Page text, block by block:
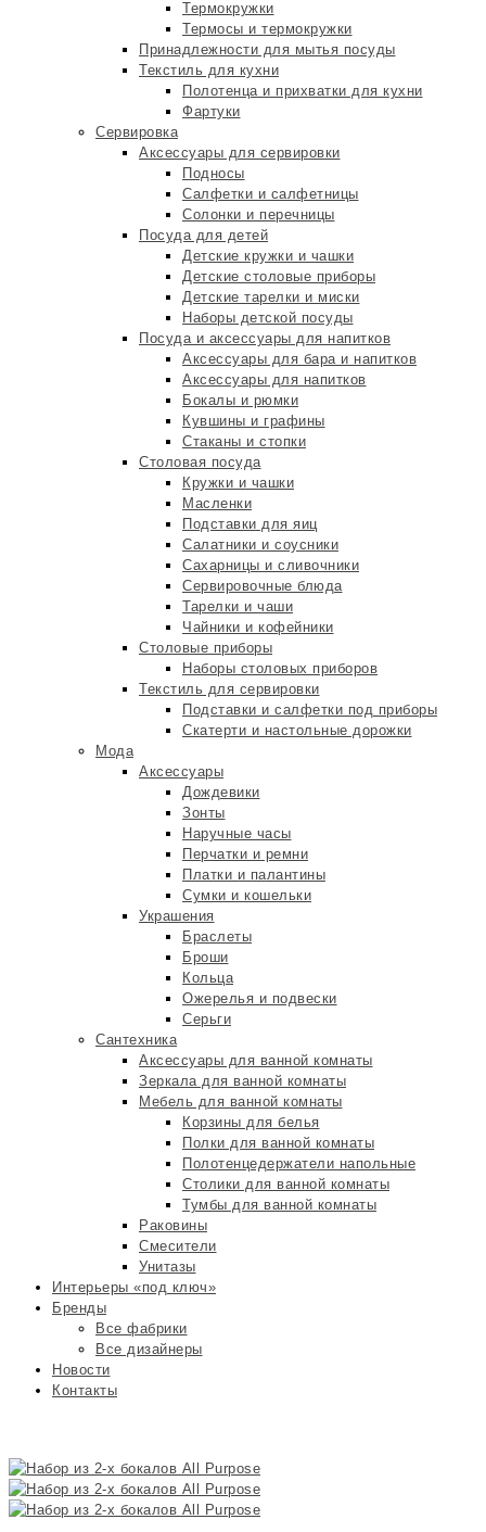
Термокружки
Термосы и термокружки
Принадлежности для мытья посуды
Текстиль для кухни
Полотенца и прихватки для кухни
Фартуки
Сервировка
Аксессуары для сервировки
Подносы
Салфетки и салфетницы
Солонки и перечницы
Посуда для детей
Детские кружки и чашки
Детские столовые приборы
Детские тарелки и миски
Наборы детской посуды
Посуда и аксессуары для напитков
Аксессуары для бара и напитков
Аксессуары для напитков
Бокалы и рюмки
Кувшины и графины
Стаканы и стопки
Столовая посуда
Кружки и чашки
Масленки
Подставки для яиц
Салатники и соусники
Сахарницы и сливочники
Сервировочные блюда
Тарелки и чаши
Чайники и кофейники
Столовые приборы
Наборы столовых приборов
Текстиль для сервировки
Подставки и салфетки под приборы
Скатерти и настольные дорожки
Мода
Аксессуары
Дождевики
Зонты
Наручные часы
Перчатки и ремни
Платки и палантины
Сумки и кошельки
Украшения
Браслеты
Броши
Кольца
Ожерелья и подвески
Серьги
Сантехника
Аксессуары для ванной комнаты
Зеркала для ванной комнаты
Мебель для ванной комнаты
Корзины для белья
Полки для ванной комнаты
Полотенцедержатели напольные
Столики для ванной комнаты
Тумбы для ванной комнаты
Раковины
Смесители
Унитазы
Интерьеры «под ключ»
Бренды
Все фабрики
Все дизайнеры
Новости
Контакты